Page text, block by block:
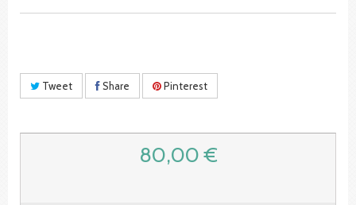
Tweet Share Pinterest
80,00 €